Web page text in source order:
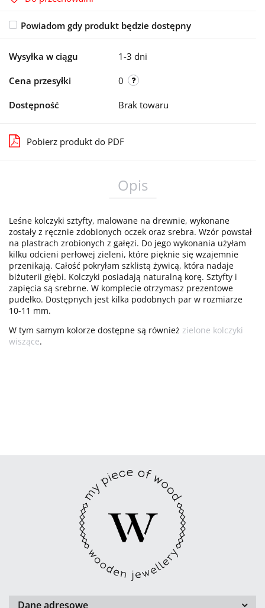
Powiadom gdy produkt będzie dostępny
Wysyłka w ciągu 1-3 dni
Cena przesyłki 0
Dostępność Brak towaru
Pobierz produkt do PDF
Opis
Leśne kolczyki sztyfty, malowane na drewnie, wykonane
zostały z ręcznie zdobionych oczek oraz srebra. Wzór powstał
na plastrach zrobionych z gałęzi. Do jego wykonania użyłam
kilku odcieni perłowej zieleni, które pięknie się wzajemnie
przenikają. Całość pokryłam szklistą żywicą, która nadaje
biżuterii głębi. Kolczyki posiadają naturalną korę. Sztyfty i
zapięcia są srebrne. W komplecie otrzymasz prezentowe
pudełko. Dostępnych jest kilka podobnych par w rozmiarze
10-11 mm.
W tym samym kolorze dostępne są również zielone kolczyki
wiszące.
Dane adresowe